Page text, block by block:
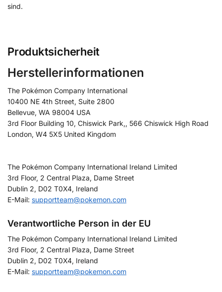
sind.
Produktsicherheit
Herstellerinformationen
The Pokémon Company International
10400 NE 4th Street, Suite 2800
Bellevue, WA 98004 USA
3rd Floor Building 10, Chiswick Park,, 566 Chiswick High Road
London, W4 5X5 United Kingdom
The Pokémon Company International Ireland Limited
3rd Floor, 2 Central Plaza, Dame Street
Dublin 2, D02 T0X4, Ireland
E-Mail: supportteam@pokemon.com
Verantwortliche Person in der EU
The Pokémon Company International Ireland Limited
3rd Floor, 2 Central Plaza, Dame Street
Dublin 2, D02 T0X4, Ireland
E-Mail: supportteam@pokemon.com